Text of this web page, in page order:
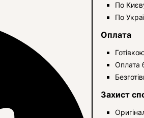
По
По
Оплата
Оплата
Захист